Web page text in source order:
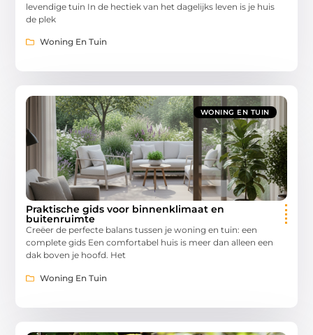
levendige tuin In de hectiek van het dagelijks leven is je huis
de plek
Woning En Tuin
WONING EN TUIN
Praktische gids voor binnenklimaat en
buitenruimte
Creëer de perfecte balans tussen je woning en tuin: een
complete gids Een comfortabel huis is meer dan alleen een
dak boven je hoofd. Het
Woning En Tuin